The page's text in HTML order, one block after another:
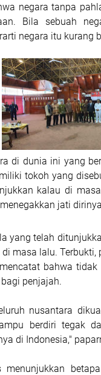
negara tanpa
Bila sebuah
negara itu kurang
di dunia ini yang
tokoh yang
kalau di
jati
yang telah
di masa lalu.
bahwa
penjajah.
nusantara
berdiri tegak
di Indonesia,"
menunjukkan